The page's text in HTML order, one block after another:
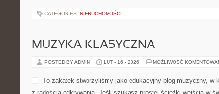
CATEGORIES: NIERUCHOMOŚCI
MUZYKA KLASYCZNA
POSTED BY ADMIN LUT - 16 - 2026 MOŻLIWOŚĆ
To zakątek stworzyliśmy jako edukacyjny blog muzyczny, w
z radością odkrywania. Jeśli szukasz prostej ścieżki wejścia w